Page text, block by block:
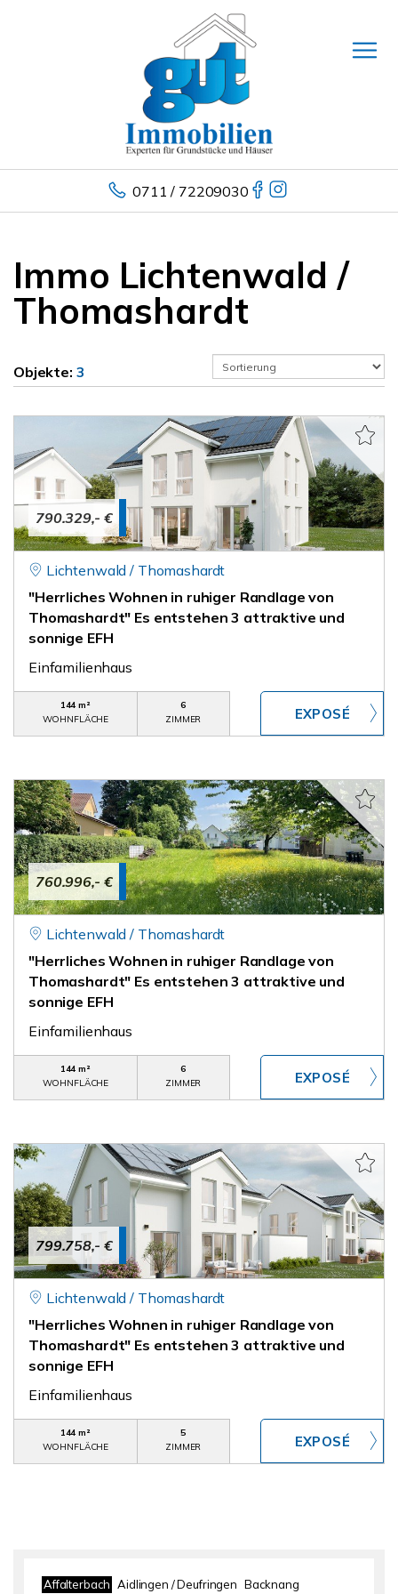
0711 / 72209030
Immo Lichtenwald /
Thomashardt
Objekte: 3
790.329,- €
Lichtenwald / Thomashardt
"Herrliches Wohnen in ruhiger Randlage von
Thomashardt" Es entstehen 3 attraktive und
sonnige EFH
Einfamilienhaus
144 m²
WOHNFLÄCHE
6
ZIMMER
760.996,- €
Lichtenwald / Thomashardt
"Herrliches Wohnen in ruhiger Randlage von
Thomashardt" Es entstehen 3 attraktive und
sonnige EFH
Einfamilienhaus
144 m²
WOHNFLÄCHE
6
ZIMMER
799.758,- €
Lichtenwald / Thomashardt
"Herrliches Wohnen in ruhiger Randlage von
Thomashardt" Es entstehen 3 attraktive und
sonnige EFH
Einfamilienhaus
144 m²
WOHNFLÄCHE
5
ZIMMER
Affalterbach Aidlingen / Deufringen Backnang